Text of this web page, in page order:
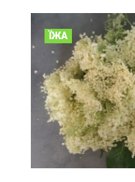
ЇЖА